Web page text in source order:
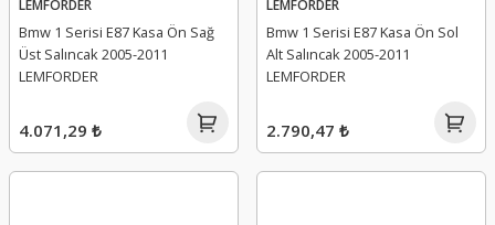
LEMFÖRDER
Bmw 1 Serisi E87 Kasa Ön Sağ
Üst Salıncak 2005-2011
LEMFORDER
4.071,29 ₺
LEMFÖRDER
Bmw 1 Serisi E87 Kasa Ön Sol
Alt Salıncak 2005-2011
LEMFORDER
2.790,47 ₺